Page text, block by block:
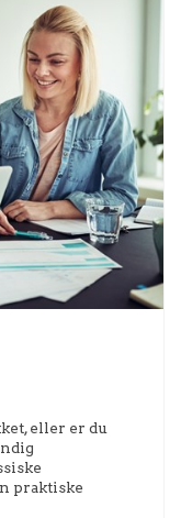
eller er du
praktiske